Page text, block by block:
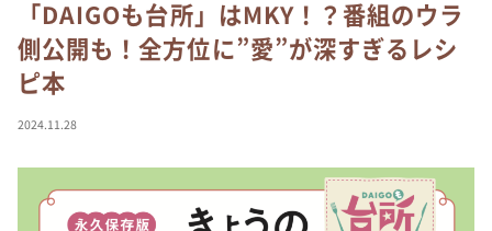
なるみ・岡村の過ぎるTV
これ余談なんですけど・・・
て真剣です
探偵！ナイトスクープ
「DAIGOも台所」はMKY！？番組のウラ
側公開も！全方位に”愛”が深すぎるレシ
ピ本
2024.11.28